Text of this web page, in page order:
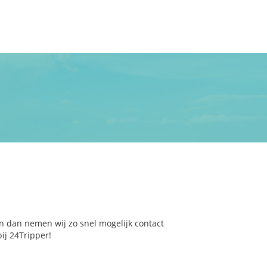
dan nemen wij zo snel mogelijk contact
24Tripper!